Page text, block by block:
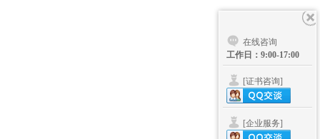
在线咨询
工作日：9:00-17:00
[证书咨询]
[企业服务]